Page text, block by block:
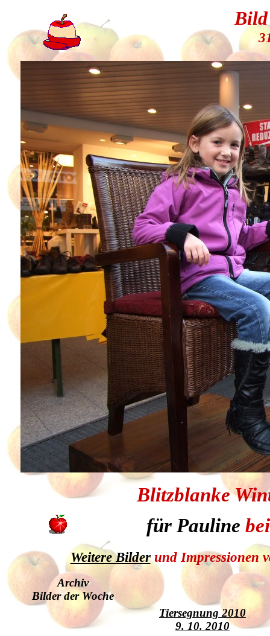
Bild
Blitzblanke
für Pauline
Weitere Bilder und Impressionen
Archiv
Bilder der Woche
Tiersegnung 2010
9. 10. 2010